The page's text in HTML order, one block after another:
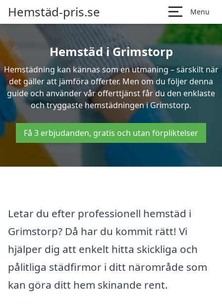
Hemstäd-pris.se Menu
Hemstäd i Grimstorp
Hemstädning kan kännas som en utmaning – särskilt när
det gäller att jämföra offerter. Men om du följer denna
guide och använder vår offerttjänst får du den enklaste
och tryggaste hemstädningen i Grimstorp.
Få 3 erbjudanden, gratis och utan förpliktelser
Letar du efter professionell hemstäd i
Grimstorp? Då har du kommit rätt! Vi
hjälper dig att enkelt hitta skickliga och
pålitliga städfirmor i ditt närområde som
kan göra ditt hem skinande rent.